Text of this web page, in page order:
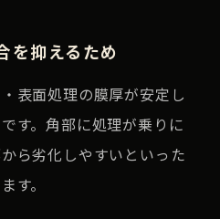
を抑えるため
表面処理の膜厚が安定し
す。角部に処理が乗りに
ら劣化しやすいといった
す。